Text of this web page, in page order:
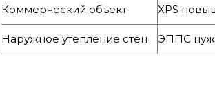
Коммерческий объект
XPS
Наружное утепление стен
ЭППС